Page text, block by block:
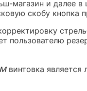
магазин и далее
скобу кнопка
пользователю
винтовка